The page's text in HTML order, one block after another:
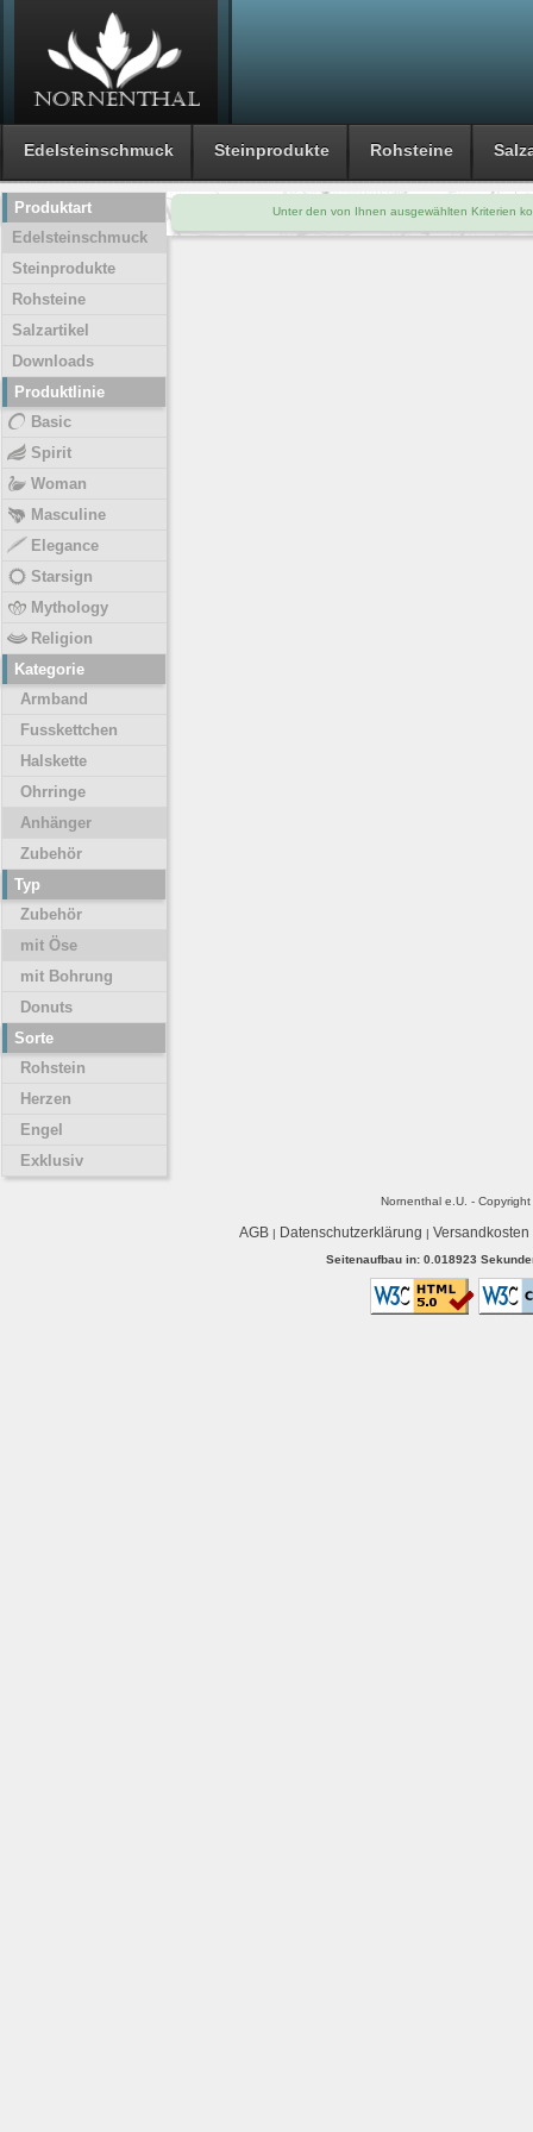
Edelsteinschmuck Steinprodukte Rohsteine
Unter den von Ihnen ausgewählten Kriterien
Produktart
Edelsteinschmuck
Steinprodukte
Rohsteine
Salzartikel
Downloads
Produktlinie
Basic
Spirit
Woman
Masculine
Elegance
Starsign
Mythology
Religion
Kategorie
Armband
Fusskettchen
Halskette
Ohrringe
Anhänger
Zubehör
Typ
Zubehör
mit Öse
mit Bohrung
Donuts
Sorte
Rohstein
Herzen
Engel
Exklusiv
Nornenthal e.U. -
AGB| Datenschutzerklärung | Versandkosten
Seitenaufbau in: 0.018923